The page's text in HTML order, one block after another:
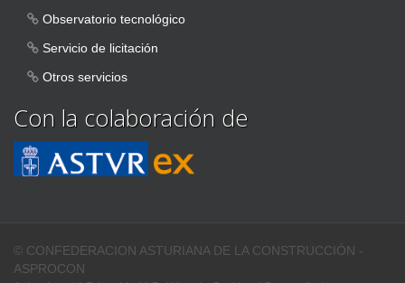
Observatorio tecnológico
Servicio de licitación
Otros servicios
Con la colaboración de
© CONFEDERACION ASTURIANA DE LA CONSTRUCCIÓN -
ASPROCON